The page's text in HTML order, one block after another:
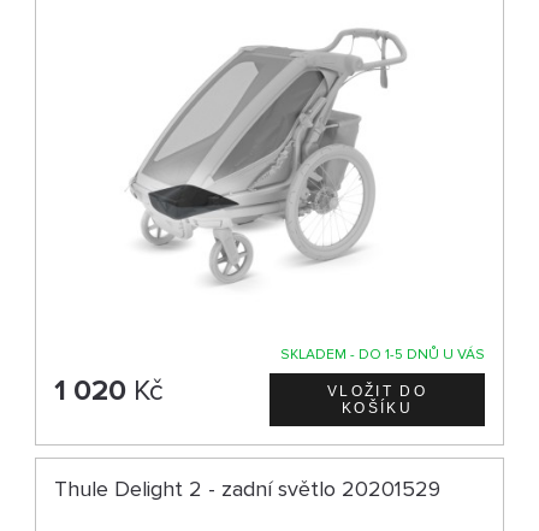
SKLADEM - DO 1-5 DNŮ U VÁS
1 020 Kč
Thule Delight 2 - zadní světlo 20201529